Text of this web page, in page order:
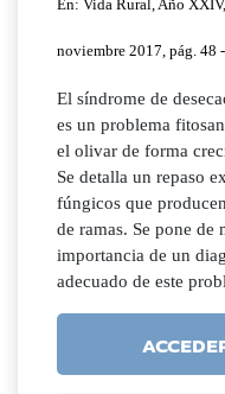
En: Vida Rural, Año
noviembre 2017, pág. 48
El síndrome de
es un problema
el olivar de forma
Se detalla un repaso
fúngicos que
de ramas. Se pone de
importancia de un
adecuado de este